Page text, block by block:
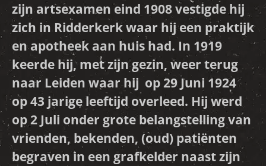
zijn artsexamen eind 1908 vestigde hij
zich in Ridderkerk waar hij een praktijk
en apotheek aan huis had. In 1919
keerde hij, met zijn gezin, weer terug
naar Leiden waar hij op 29 Juni 1924
op 43 jarige leeftijd overleed. Hij werd
op 2 Juli onder grote belangstelling van
vrienden, bekenden, (oud) patiënten
begraven in een grafkelder naast zijn